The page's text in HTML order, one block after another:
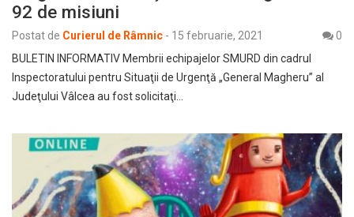
92 de misiuni
Postat de Curierul de Râmnic - 15 februarie, 2021
0
BULETIN INFORMATIV Membrii echipajelor SMURD din cadrul
Inspectoratului pentru Situaţii de Urgenţă „General Magheru” al
Judeţului Vâlcea au fost solicitaţi…